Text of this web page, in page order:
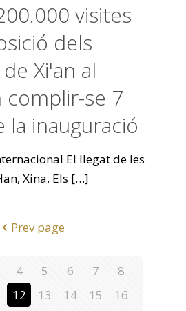
visites
dels
Xi'an al
complir-se 7
la inauguració
El llegat de les
Xina. Els […]
Prev page
4 5 6 7
8
12 13 14 15
16